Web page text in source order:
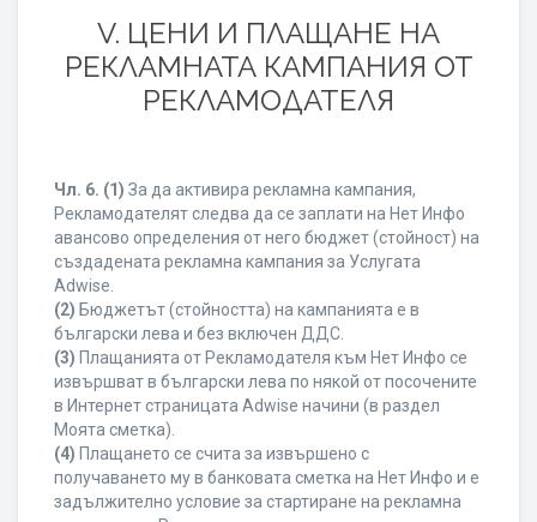
V. ЦЕНИ И ПЛАЩАНЕ НА
РЕКЛАМНАТА КАМПАНИЯ ОТ
РЕКЛАМОДАТЕЛЯ
Чл. 6. (1) За да активира рекламна кампания,
Рекламодателят следва да се заплати на Нет Инфо
авансово определения от него бюджет (стойност) на
създадената рекламна кампания за Услугата
Adwise.
(2) Бюджетът (стойността) на кампанията е в
български лева и без включен ДДС.
(3) Плащанията от Рекламодателя към Нет Инфо се
извършват в български лева по някой от посочените
в Интернет страницата Adwise начини (в раздел
Моята сметка).
(4) Плащането се счита за извършено с
получаването му в банковата сметка на Нет Инфо и е
задължително условие за стартиране на рекламна